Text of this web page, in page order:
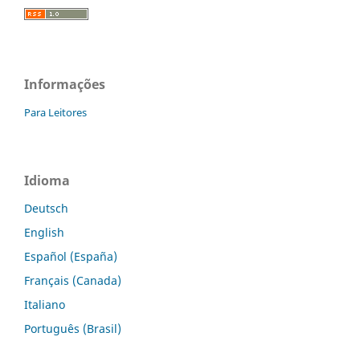
Informações
Para Leitores
Idioma
Deutsch
English
Español (España)
Français (Canada)
Italiano
Português (Brasil)